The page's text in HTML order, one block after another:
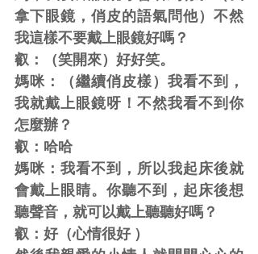
拿下眼鏡，俏皮的語氣問他）不然
我這樣不要戴上眼鏡好嗎？
叡：（笑開來）好好笑。
媽咪：（繼續俏皮樣）我看不到，
我就戴上眼鏡呀！不然我看不到你
怎麼辦？
叡：哈哈
媽咪：我看不到，所以我起床後就
會戴上眼睛。你聽不到，起床後想
聽聲音，就可以戴上聽聽好嗎？
叡：好（心情很好 ）